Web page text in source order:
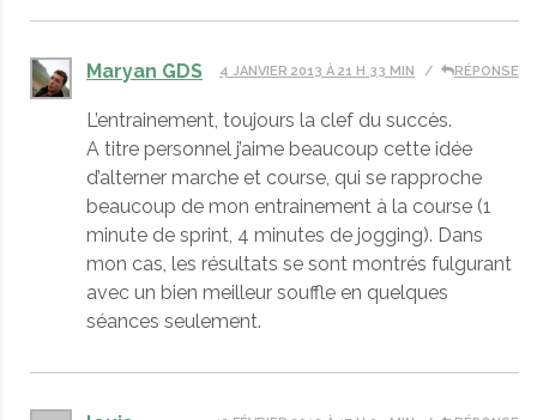
Maryan GDS 4 JANVIER 2013 À 21 H 33 MIN RÉPONSE
L’entrainement, toujours la clef du succès.
A titre personnel j’aime beaucoup cette idée
d’alterner marche et course, qui se rapproche
beaucoup de mon entrainement à la course (1
minute de sprint, 4 minutes de jogging). Dans
mon cas, les résultats se sont montrés fulgurant
avec un bien meilleur souffle en quelques
séances seulement.